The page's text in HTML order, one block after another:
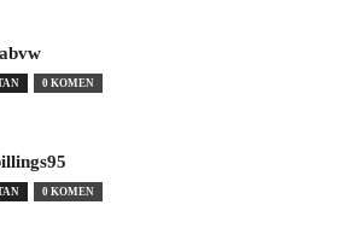
0 KOMEN
0 KOMEN